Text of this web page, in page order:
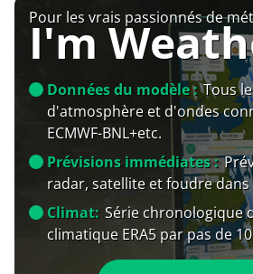
Pour les vrais passionnés de
I'm
Données du modèle : Tous
d'atmosphère et d'ondes
ECMWF-BNL+etc.
Prévisions immédiates :
radar, satellite et foudre
Climat: Série chronologique
climatique ERA5 par pas de